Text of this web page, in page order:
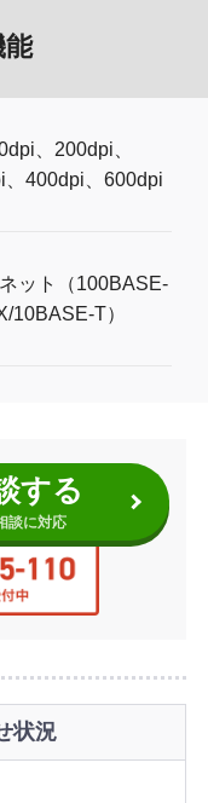
能
、200dpi、
、400dpi、600dpi
ット（100BASE-
10BASE-T）
する
談に対応
状況